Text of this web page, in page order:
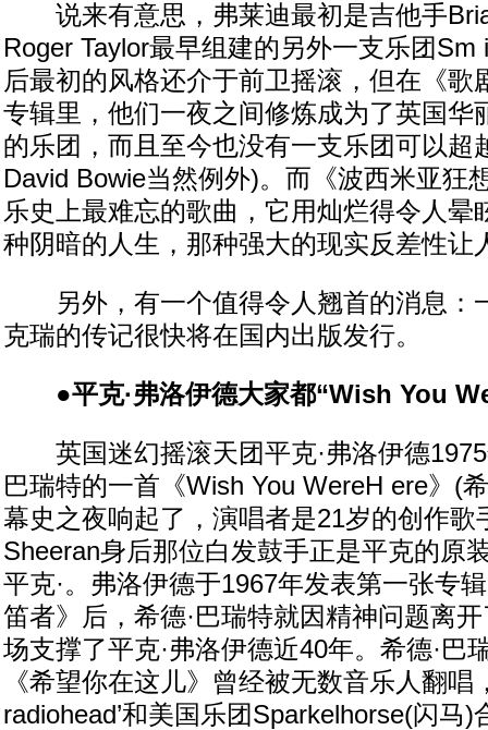
说来有意思，弗莱迪最初是吉他手
Roger Taylor最早组建的另外一支乐团Sm
后最初的风格还介于前卫摇滚，但在《歌
专辑里，他们一夜之间修炼成为了英国华
的乐团，而且至今也没有一支乐团可以超
David Bowie当然例外)。而《波西米亚狂
乐史上最难忘的歌曲，它用灿烂得令人晕
种阴暗的人生，那种强大的现实反差性让
另外，有一个值得令人翘首的消息：
克瑞的传记很快将在国内出版发行。
●平克·弗洛伊德大家都“Wish You
英国迷幻摇滚天团平克·弗洛伊德1975
巴瑞特的一首《Wish You WereH ere》(
幕史之夜响起了，演唱者是21岁的创作歌
Sheeran身后那位白发鼓手正是平克的原
平克·。弗洛伊德于1967年发表第一张专
笛者》后，希德·巴瑞特就因精神问题离
场支撑了平克·弗洛伊德近40年。希德·巴
《希望你在这儿》曾经被无数音乐人翻唱
radiohead’和美国乐团Sparkelhorse(闪马